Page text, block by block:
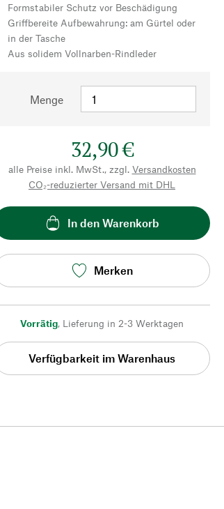
Formstabiler Schutz vor Beschädigung
Griffbereite Aufbewahrung: am Gürtel oder
in der Tasche
Aus solidem Vollnarben-Rindleder
Menge
32,90 €
alle Preise inkl. MwSt., zzgl. Versandkosten
CO₂-reduzierter Versand mit DHL
In den Warenkorb
Merken
Vorrätig, Lieferung in 2-3 Werktagen
Verfügbarkeit im Warenhaus